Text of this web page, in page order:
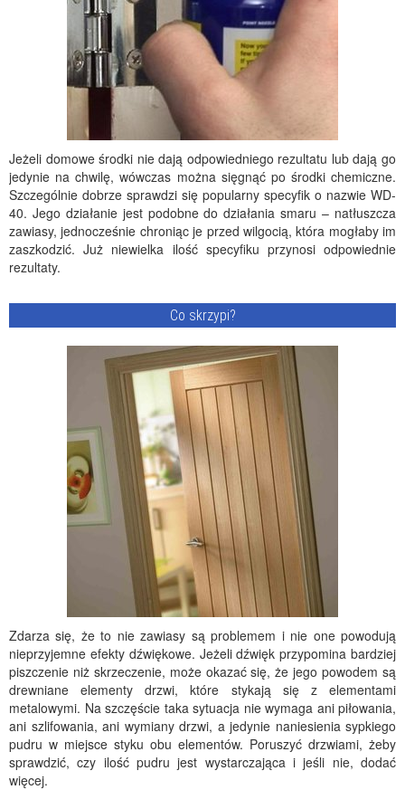
Jeżeli domowe środki nie dają odpowiedniego rezultatu lub dają go
jedynie na chwilę, wówczas można sięgnąć po środki chemiczne.
Szczególnie dobrze sprawdzi się popularny specyfik o nazwie WD-
40. Jego działanie jest podobne do działania smaru – natłuszcza
zawiasy, jednocześnie chroniąc je przed wilgocią, która mogłaby im
zaszkodzić. Już niewielka ilość specyfiku przynosi odpowiednie
rezultaty.
Co skrzypi?
Zdarza się, że to nie zawiasy są problemem i nie one powodują
nieprzyjemne efekty dźwiękowe. Jeżeli dźwięk przypomina bardziej
piszczenie niż skrzeczenie, może okazać się, że jego powodem są
drewniane elementy drzwi, które stykają się z elementami
metalowymi. Na szczęście taka sytuacja nie wymaga ani piłowania,
ani szlifowania, ani wymiany drzwi, a jedynie naniesienia sypkiego
pudru w miejsce styku obu elementów. Poruszyć drzwiami, żeby
sprawdzić, czy ilość pudru jest wystarczająca i jeśli nie, dodać
więcej.